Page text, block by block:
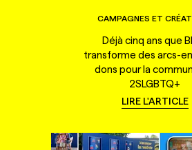
CAMPAGNES ET
Déjà cinq ans que
transforme des arcs-
dons pour la
2SLGBTQ+
LIRE L'ARTICLE